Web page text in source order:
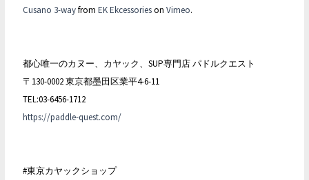
Cusano 3-wayfromEK EkcessoriesonVimeo.
都心唯一のカヌー、カヤック、SUP専門店 パドルクエスト
〒130-0002 東京都墨田区業平4-6-11
TEL:03-6456-1712
https://paddle-quest.com/
#東京カヤックショップ